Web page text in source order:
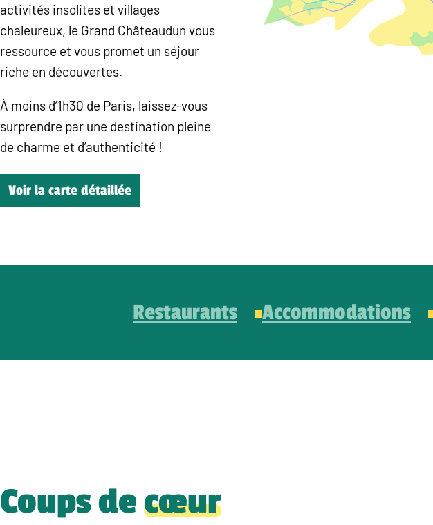
activités insolites et villages
chaleureux, le Grand Châteaudun vous
ressource et vous promet un séjour
riche en découvertes.
À moins d’1h30 de Paris, laissez-vous
surprendre par une destination pleine
de charme et d’authenticité !
Voir la carte détaillée
Restaurants Accommodations
Coups decœur